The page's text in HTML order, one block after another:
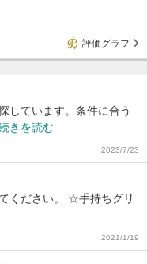
評価グラフ
しています。条件に合う
きを読む
2023/7/23
ください。 ☆手持ちグリ
2021/1/19